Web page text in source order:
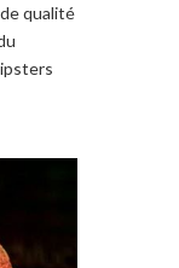
qualité